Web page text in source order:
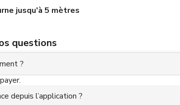
jusqu'à 5 mètres
questions
?
depuis l’application ?